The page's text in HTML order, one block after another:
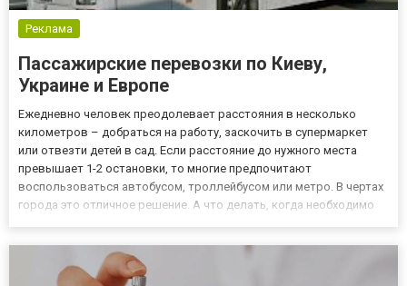
Реклама
Пассажирские перевозки по Киеву,
Украине и Европе
Ежедневно человек преодолевает расстояния в несколько
километров – добраться на работу, заскочить в супермаркет
или отвезти детей в сад. Если расстояние до нужного места
превышает 1-2 остановки, то многие предпочитают
воспользоваться автобусом, троллейбусом или метро. В чертах
города это отличное решение. А что делать, когда необходимо
автобусных или железнодо...